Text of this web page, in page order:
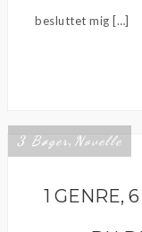
besluttet mig […]
3 Bøger, Novelle
1 GENRE,